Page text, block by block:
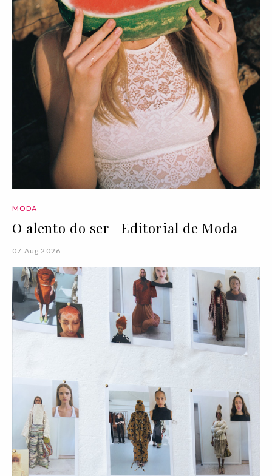
MODA
O alento do ser | Editorial de Moda
07 Aug 2026